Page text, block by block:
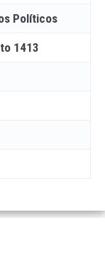
Políticos
1413